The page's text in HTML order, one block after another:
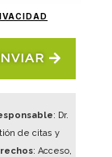
: Dr.
de citas y
: Acceso,